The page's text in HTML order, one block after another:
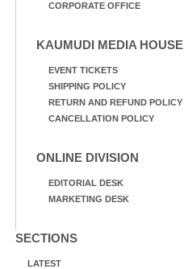
CORPORATE OFFICE
KAUMUDI MEDIA HOUSE
EVENT TICKETS
SHIPPING POLICY
RETURN AND REFUND POLICY
CANCELLATION POLICY
ONLINE DIVISION
EDITORIAL DESK
MARKETING DESK
SECTIONS
LATEST